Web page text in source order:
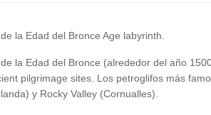
la Edad del Bronce Age labyrinth.
la Edad del Bronce (alrededor del año
pilgrimage sites. Los petroglifos más
y Rocky Valley (Cornualles).